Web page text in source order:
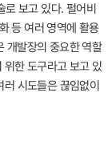
로 보고 있다. 펄어비
등 여러 영역에 활용
개발장의 중요한 역할
한 도구라고 보고 있
시도들은 끊임없이